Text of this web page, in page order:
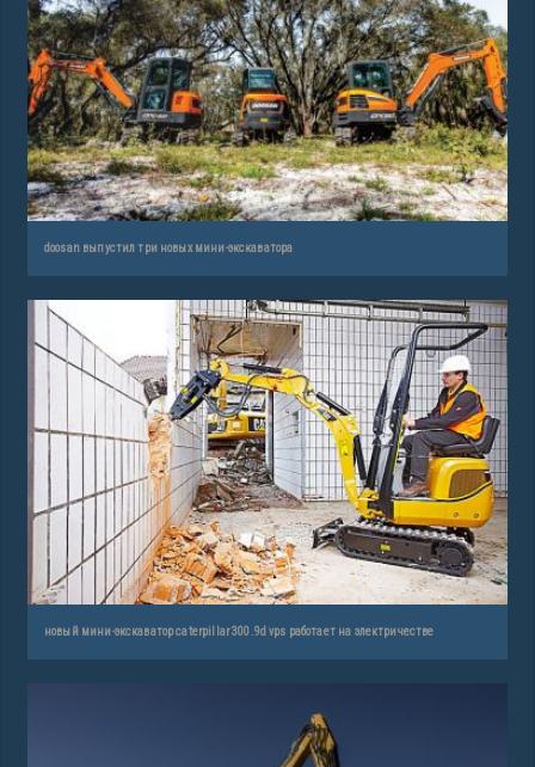
doosan выпустил три новых мини-экскаватора
новый мини-экскаватор caterpillar 300.9d vps работает на электричестве